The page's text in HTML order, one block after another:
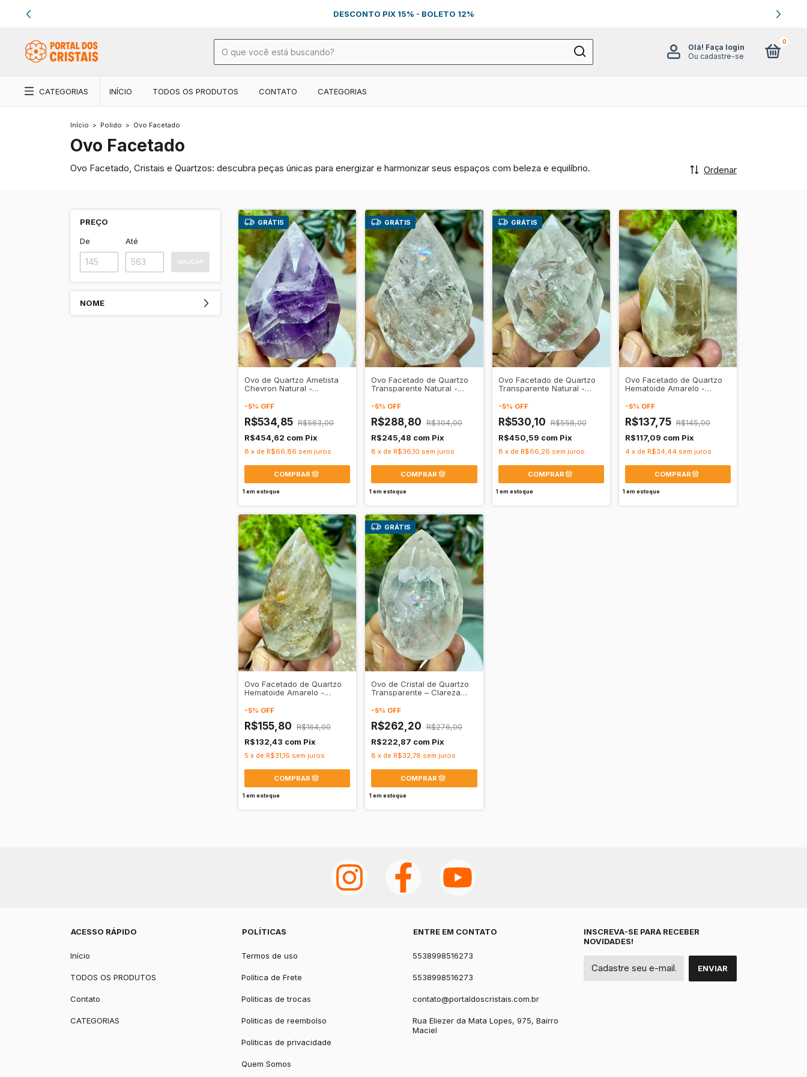
DESCONTO PIX 15% - BOLETO 12%
Olá! Faça login
Ou cadastre-se
0
CATEGORIAS INÍCIO TODOS OS PRODUTOS CONTATO CATEGORIAS
Início > Polido > Ovo Facetado
Ovo Facetado
Ovo Facetado, Cristais e Quartzos: descubra peças únicas para energizar e harmonizar seus espaços com beleza e equilíbrio. Ordenar
PREÇO
De
Até
NOME
GRÁTIS
Ovo de Quartzo Ametista
Chevron Natural -
-5% OFF
R$534,85 R$563,00
R$454,62 com Pix
8 x de R$66,86 sem juros
1 em estoque
GRÁTIS
Ovo Facetado de Quartzo
Transparente Natural -
-5% OFF
R$288,80 R$304,00
R$245,48 com Pix
8 x de R$36,10 sem juros
1 em estoque
GRÁTIS
Ovo Facetado de Quartzo
Transparente Natural -
-5% OFF
R$530,10 R$558,00
R$450,59 com Pix
8 x de R$66,26 sem juros
1 em estoque
Ovo Facetado de Quartzo
Hematoide Amarelo -
-5% OFF
R$137,75 R$145,00
R$117,09 com Pix
4 x de R$34,44 sem juros
1 em estoque
Ovo Facetado de Quartzo
Hematoide Amarelo -
-5% OFF
R$155,80 R$164,00
R$132,43 com Pix
5 x de R$31,16 sem juros
1 em estoque
GRÁTIS
Ovo de Cristal de Quartzo
Transparente – Clareza
Profunda
-5% OFF
R$262,20 R$276,00
R$222,87 com Pix
8 x de R$32,78 sem juros
1 em estoque
ACESSO RÁPIDO
Início
TODOS OS PRODUTOS
Contato
CATEGORIAS
POLÍTICAS
Termos de uso
Política de Frete
Politicas de trocas
Politicas de reembolso
Politicas de privacidade
Quem Somos
ENTRE EM CONTATO
5538998516273
5538998516273
contato@portaldoscristais.com.br
Rua Eliezer da Mata Lopes, 975, Bairro
Maciel
INSCREVA-SE PARA RECEBER
NOVIDADES!